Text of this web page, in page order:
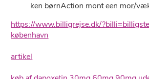
ken børnAction mont een mor/
https://www.billigrejse.dk/
københavn
artikel